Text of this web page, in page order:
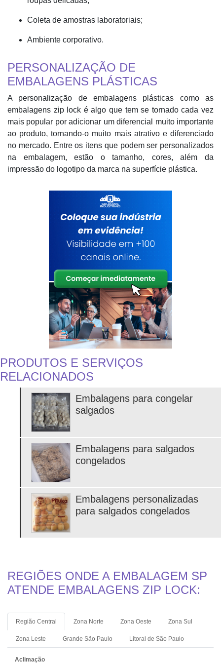
Coleta de amostras laboratoriais;
Ambiente corporativo.
PERSONALIZAÇÃO DE
EMBALAGENS PLÁSTICAS
A personalização de embalagens plásticas como as
embalagens zip lock é algo que tem se tornado cada vez
mais popular por adicionar um diferencial muito importante
ao produto, tornando-o muito mais atrativo e diferenciado
no mercado. Entre os itens que podem ser personalizados
na embalagem, estão o tamanho, cores, além da
impressão do logotipo da marca na superfície plástica.
PRODUTOS E SERVIÇOS
RELACIONADOS
Embalagens para congelar
salgados
Embalagens para salgados
congelados
Embalagens personalizadas
para salgados congelados
REGIÕES ONDE A EMBALAGEM SP
ATENDE EMBALAGENS ZIP LOCK:
Região Central Zona Norte Zona Oeste Zona Sul
Zona Leste Grande São Paulo Litoral de São Paulo
Aclimação